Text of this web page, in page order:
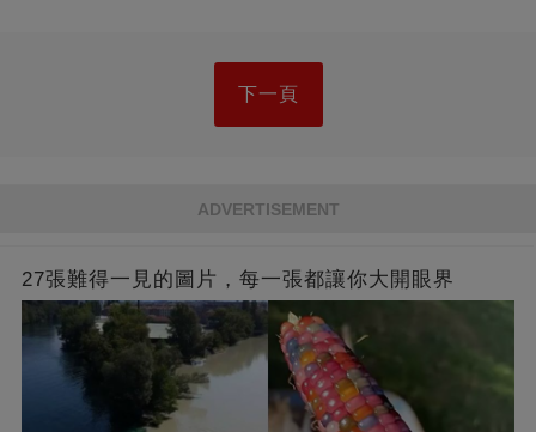
下一頁
ADVERTISEMENT
27張難得一見的圖片，每一張都讓你大開眼界